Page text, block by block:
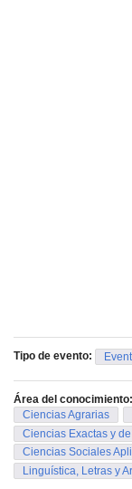
Tipo de evento:
Área del conocimiento:
Ciencias Agrarias
Ciencias Exactas y
Ciencias Sociales
Linguística, Letras y